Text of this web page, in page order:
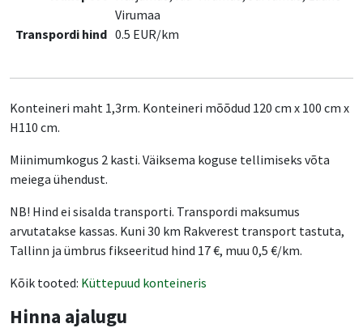
Virumaa
Transpordi hind 0.5 EUR/km
Konteineri maht 1,3rm. Konteineri mõõdud 120 cm x 100 cm x
H110 cm.
Miinimumkogus 2 kasti. Väiksema koguse tellimiseks võta
meiega ühendust.
NB! Hind ei sisalda transporti. Transpordi maksumus
arvutatakse kassas. Kuni 30 km Rakverest transport tastuta,
Tallinn ja ümbrus fikseeritud hind 17 €, muu 0,5 €/km.
Kõik tooted: Küttepuud konteineris
Hinna ajalugu